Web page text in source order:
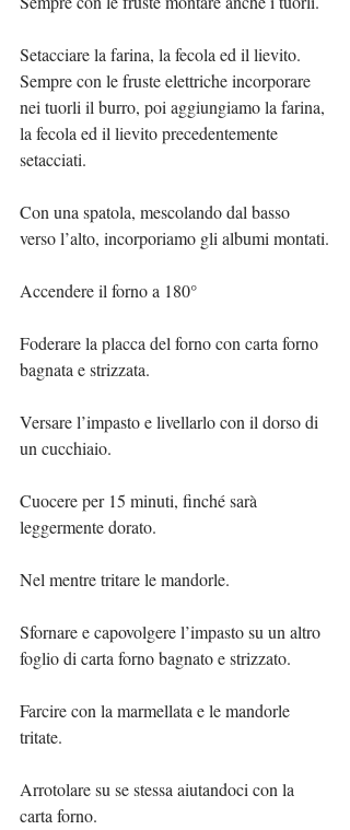
Setacciare la farina, la fecola ed il lievito.
Sempre con le fruste elettriche incorporare
nei tuorli il burro, poi aggiungiamo la farina,
la fecola ed il lievito precedentemente
setacciati.
Con una spatola, mescolando dal basso
verso l’alto, incorporiamo gli albumi montati.
Accendere il forno a 180°
Foderare la placca del forno con carta forno
bagnata e strizzata.
Versare l’impasto e livellarlo con il dorso di
un cucchiaio.
Cuocere per 15 minuti, finché sarà
leggermente dorato.
Nel mentre tritare le mandorle.
Sfornare e capovolgere l’impasto su un altro
foglio di carta forno bagnato e strizzato.
Farcire con la marmellata e le mandorle
tritate.
Arrotolare su se stessa aiutandoci con la
carta forno.